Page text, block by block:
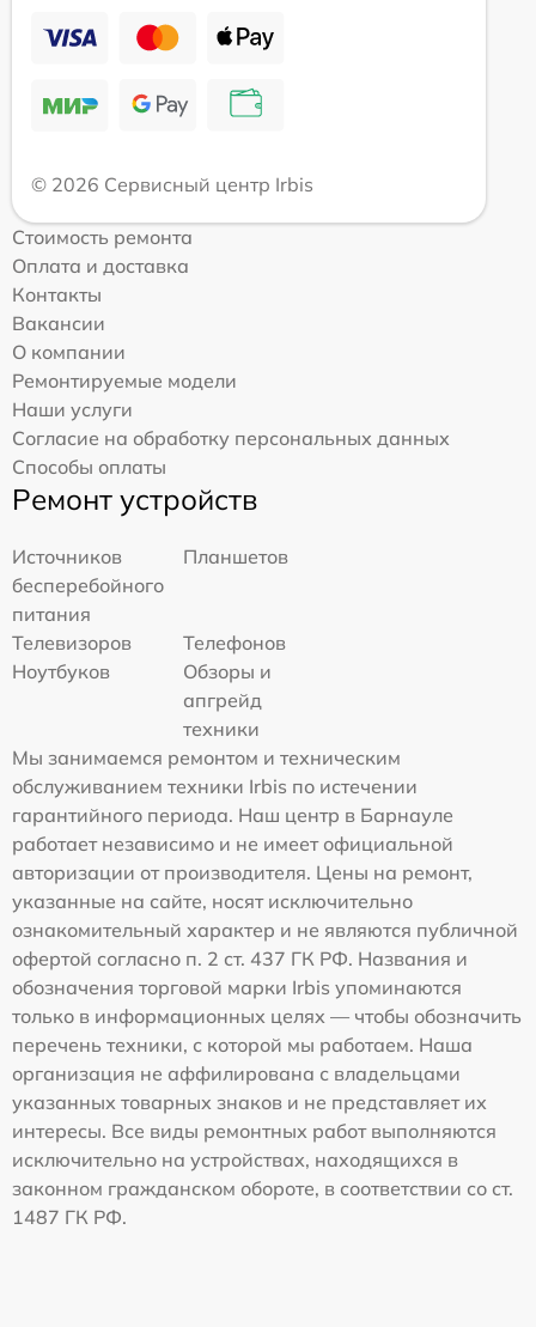
© 2026 Сервисный центр Irbis
Стоимость ремонта
Оплата и доставка
Контакты
Вакансии
О компании
Ремонтируемые модели
Наши услуги
Согласие на обработку персональных данных
Способы оплаты
Ремонт устройств
Источников
бесперебойного
питания
Планшетов
Телевизоров
Телефонов
Ноутбуков
Обзоры и
апгрейд
техники
Мы занимаемся ремонтом и техническим
обслуживанием техники Irbis по истечении
гарантийного периода. Наш центр в Барнауле
работает независимо и не имеет официальной
авторизации от производителя. Цены на ремонт,
указанные на сайте, носят исключительно
ознакомительный характер и не являются публичной
офертой согласно п. 2 ст. 437 ГК РФ. Названия и
обозначения торговой марки Irbis упоминаются
только в информационных целях — чтобы обозначить
перечень техники, с которой мы работаем. Наша
организация не аффилирована с владельцами
указанных товарных знаков и не представляет их
интересы. Все виды ремонтных работ выполняются
исключительно на устройствах, находящихся в
законном гражданском обороте, в соответствии со ст.
1487 ГК РФ.